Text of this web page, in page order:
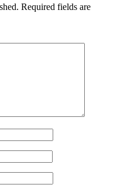
Required fields are